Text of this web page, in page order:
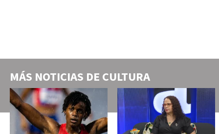
MÁS NOTICIAS DE CULTURA